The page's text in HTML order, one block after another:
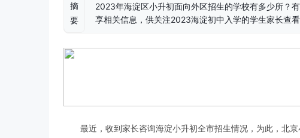
摘
要
2023年海淀区小升初面向外区招生的学校有多少所？
享相关信息，供关注2023海淀初中入学的学生家长查看
最近，收到家长咨询海淀小升初全市招生情况，为此，北